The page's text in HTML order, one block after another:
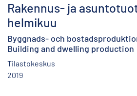
Rakennus- ja
helmikuu
Byggnads- och
Building and dwelling production
Tilastokeskus
2019